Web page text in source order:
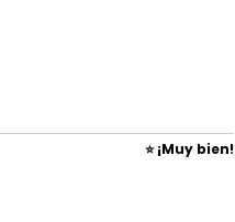
⭐ ¡Muy bien!